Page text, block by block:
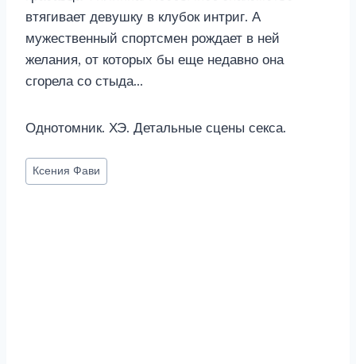
втягивает девушку в клубок интриг. А
мужественный спортсмен рождает в ней
желания, от которых бы еще недавно она
сгорела со стыда…
Однотомник. ХЭ. Детальные сцены секса.
Метки
записи:
Ксения Фави